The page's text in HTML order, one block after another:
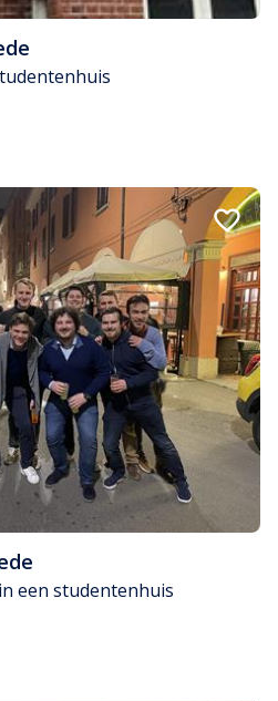
in een studentenhuis